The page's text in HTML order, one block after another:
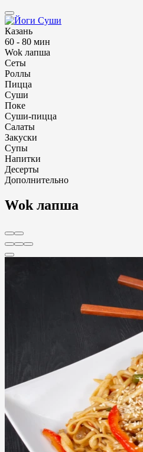
Казань
60 - 80 мин
Wok лапша
Сеты
Роллы
Пицца
Суши
Поке
Суши-пицца
Салаты
Закуски
Супы
Напитки
Десерты
Дополнительно
Wok лапша